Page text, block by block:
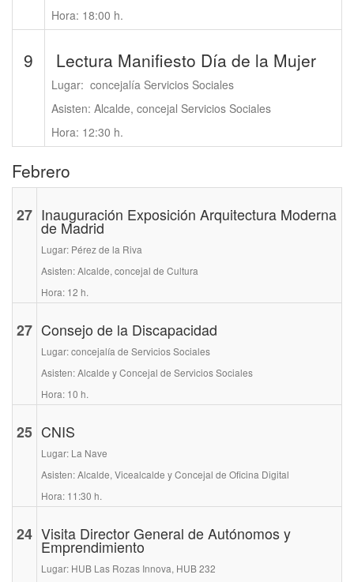
Hora: 18:00 h.
9 Lectura Manifiesto Día de la Mujer
Lugar: concejalía Servicios Sociales
Asisten: Alcalde, concejal Servicios Sociales
Hora: 12:30 h.
Febrero
27 Inauguración Exposición Arquitectura Moderna
de Madrid
Lugar: Pérez de la Riva
Asisten: Alcalde, concejal de Cultura
Hora: 12 h.
27 Consejo de la Discapacidad
Lugar: concejalía de Servicios Sociales
Asisten: Alcalde y Concejal de Servicios Sociales
Hora: 10 h.
25 CNIS
Lugar: La Nave
Asisten: Alcalde, Vicealcalde y Concejal de Oficina Digital
Hora: 11:30 h.
24 Visita Director General de Autónomos y
Emprendimiento
Lugar: HUB Las Rozas Innova, HUB 232